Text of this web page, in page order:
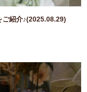
ご紹介♪(2025.08.29)